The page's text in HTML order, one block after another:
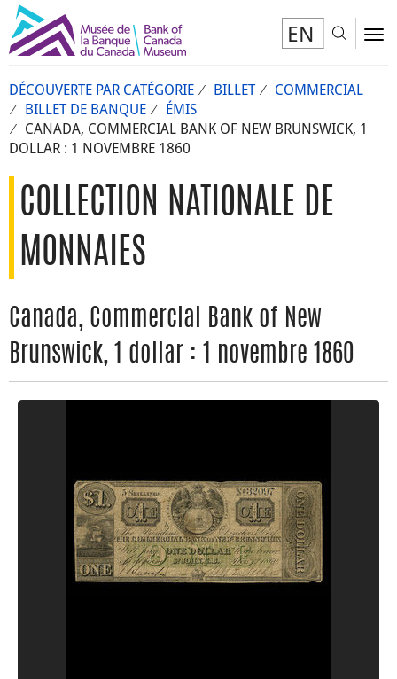
EN
DÉCOUVERTE PAR CATÉGORIE BILLET
COMMERCIAL
BILLET DE BANQUE
ÉMIS
CANADA, COMMERCIAL BANK OF NEW BRUNSWICK, 1
DOLLAR : 1 NOVEMBRE 1860
COLLECTION NATIONALE DE
MONNAIES
Canada, Commercial Bank of New
Brunswick, 1 dollar : 1 novembre 1860